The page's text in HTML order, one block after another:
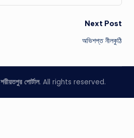
Next Post
অভিশপ্ত নীলকুঠি
শরীয়তপুর পোর্টাল. All rights reserved.